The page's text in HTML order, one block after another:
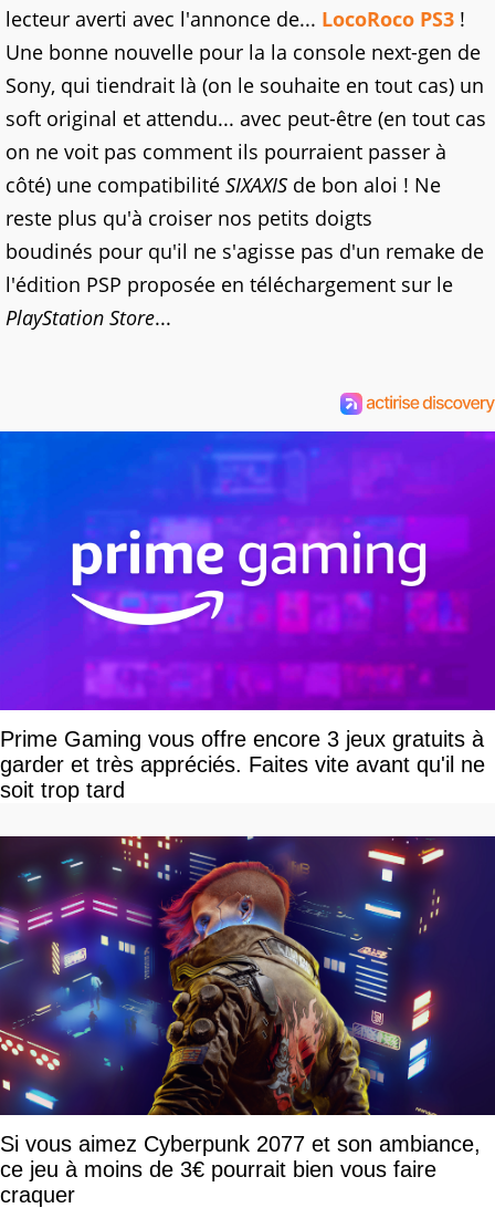
lecteur averti avec l'annonce de... LocoRoco PS3 !
Une bonne nouvelle pour la la console next-gen de
Sony, qui tiendrait là (on le souhaite en tout cas) un
soft original et attendu... avec peut-être (en tout cas
on ne voit pas comment ils pourraient passer à
côté) une compatibilité SIXAXIS de bon aloi ! Ne
reste plus qu'à croiser nos petits doigts
boudinés pour qu'il ne s'agisse pas d'un remake de
l'édition PSP proposée en téléchargement sur le
PlayStation Store...
Prime Gaming vous offre encore 3 jeux gratuits à
garder et très appréciés. Faites vite avant qu'il ne
soit trop tard
Si vous aimez Cyberpunk 2077 et son ambiance,
ce jeu à moins de 3€ pourrait bien vous faire
craquer